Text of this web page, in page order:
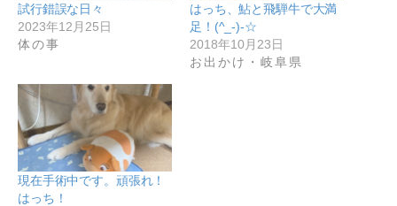
試行錯誤な日々
2023年12月25日
体の事
はっち、鮎と飛騨牛で大満
足！(^_-)-☆
2018年10月23日
お出かけ・岐阜県
現在手術中です。頑張れ！
はっち！